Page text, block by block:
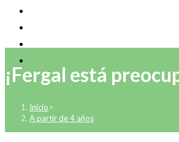
¡Fergal está
Inicio>
A partir de 4 años